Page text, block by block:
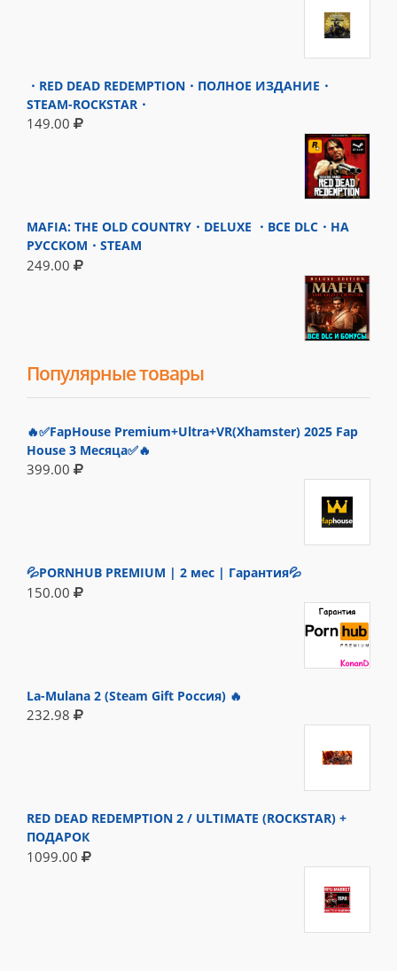
・RED DEAD REDEMPTION・ПОЛНОЕ ИЗДАНИЕ・
STEAM-ROCKSTAR・
149.00
MAFIA: THE OLD COUNTRY・DELUXE ・ВСЕ DLC・НА
РУССКОМ・STEAM
249.00
Популярные товары
🔥✅FapHouse Premium+Ultra+VR(Xhamster) 2025 Fap
House 3 Месяца✅🔥
399.00
💦PORNHUB PREMIUM | 2 мес | Гарантия💦
150.00
La-Mulana 2 (Steam Gift Россия) 🔥
232.98
RED DEAD REDEMPTION 2 / ULTIMATE (ROCKSTAR) +
ПОДАРОК
1099.00